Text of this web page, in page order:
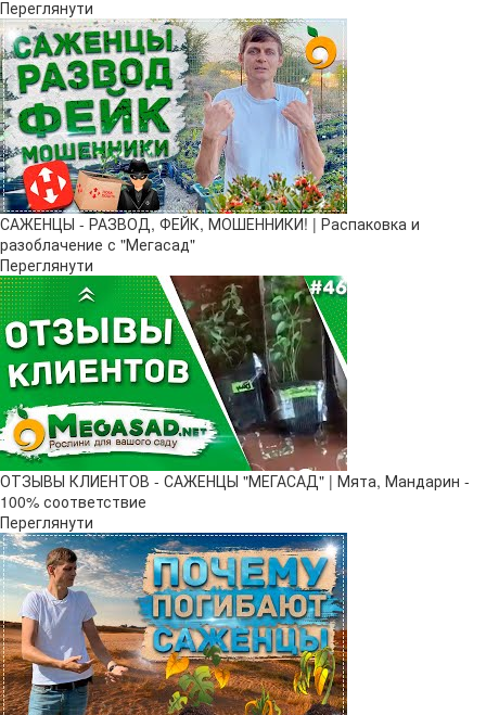
Переглянути
САЖЕНЦЫ - РАЗВОД, ФЕЙК, МОШЕННИКИ! | Распаковка и
разоблачение с "Мегасад"
Переглянути
ОТЗЫВЫ КЛИЕНТОВ - САЖЕНЦЫ "МЕГАСАД" | Мята, Мандарин -
100% соответствие
Переглянути